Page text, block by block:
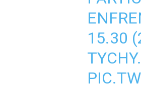
15.30
TYCHY.